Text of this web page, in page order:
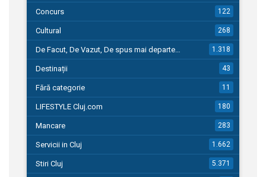
Concurs 122
Cultural 268
De Facut, De Vazut, De spus mai departe… 1.318
Destinații 43
Fără categorie 11
LIFESTYLE Cluj.com 180
Mancare 283
Servicii in Cluj 1.662
Stiri Cluj 5.371